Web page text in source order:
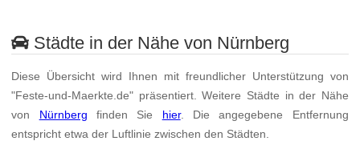
Städte in der Nähe von Nürnberg
Diese Übersicht wird Ihnen mit freundlicher Unterstützung von
"Feste-und-Maerkte.de" präsentiert. Weitere Städte in der Nähe
von Nürnberg finden Sie hier. Die angegebene Entfernung
entspricht etwa der Luftlinie zwischen den Städten.